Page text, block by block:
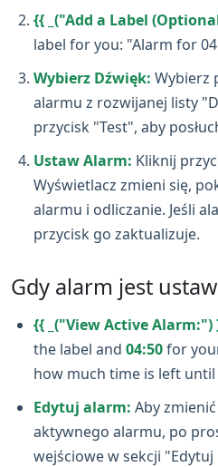
{{ _("Add a Label
label for you: "Alarm for
Wybierz Dźwięk: Wybierz
alarmu z rozwijanej listy
przycisk "Test", aby
Ustaw Alarm: Kliknij
Wyświetlacz zmieni się,
alarmu i odliczanie. Jeśli
przycisk go zaktualizuje.
Gdy alarm jest
{{ _("View Active Alarm:")
the label and 04:50for
how much time is left
Edytuj alarm: Aby
aktywnego alarmu, po
wejściowe w sekcji